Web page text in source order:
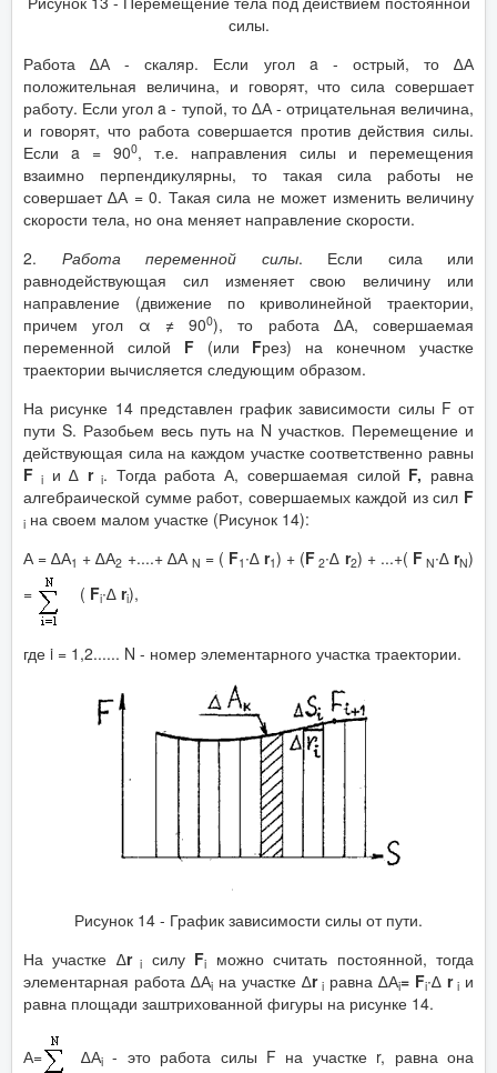
силы.
Работа ∆А - скаляр. Если угол a - острый, то ∆А
положительная величина, и говорят, что сила совершает
работу. Если угол a - тупой, то ∆А - отрицательная величина,
и говорят, что работа совершается против действия силы.
Если a = 900, т.е. направления силы и перемещения
взаимно перпендикулярны, то такая сила работы не
совершает ∆А = 0. Такая сила не может изменить величину
скорости тела, но она меняет направление скорости.
2. Работа переменной силы. Если сила или
равнодействующая сил изменяет свою величину или
направление (движение по криволинейной траектории,
причем угол α ≠ 900), то работа ∆А, совершаемая
переменной силой F(или Fрез) на конечном участке
траектории вычисляется следующим образом.
На рисунке 14 представлен график зависимости силы F от
пути S. Разобьем весь путь на N участков. Перемещение и
действующая сила на каждом участке соответственно равны
F iи ∆ ri. Тогда работа А, совершаемая силой F, равна
алгебраической сумме работ, совершаемых каждой из сил F
i на своем малом участке (Рисунок 14):
А = ∆А1 + ∆А2 +....+ ∆А N = ( F1 ∙∆ r1) + (F 2∙∆ r2) + ...+( F N∙∆rN)
=
( Fi∙∆ ri),
где i = 1,2...... N - номер элементарного участка траектории.
Рисунок 14 - График зависимости силы от пути.
На участке ∆ri силу Fi
можно считать постоянной, тогда
элементарная работа ∆Аi на участке ∆ri равна ∆Аi= Fi∙∆ ri и
равна площади заштрихованной фигуры на рисунке 14.
А= ∆Аi - это работа силы F на участке r, равна она